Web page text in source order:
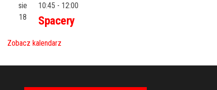
sie
18
10:45 - 12:00
Spacery
Zobacz kalendarz